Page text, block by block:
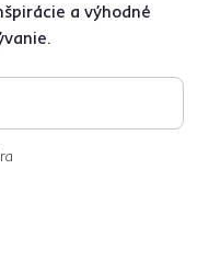
a výhodné